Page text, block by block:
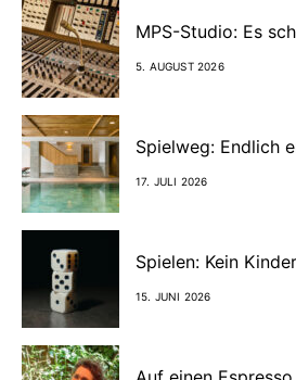
MPS-Studio: Es
5. AUGUST 2026
Spielweg: Endlich
17. JULI 2026
Spielen: Kein
15. JUNI 2026